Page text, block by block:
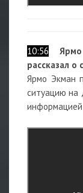
10:56
рассказал о
Ярмо Экман
ситуацию на
информацией